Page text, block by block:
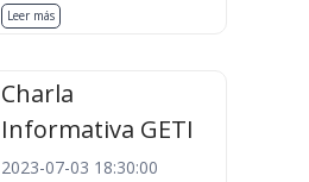
Leer más
Charla
Informativa GETI
2023-07-03 18:30:00